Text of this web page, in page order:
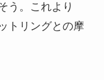
う。これより
トリングとの摩